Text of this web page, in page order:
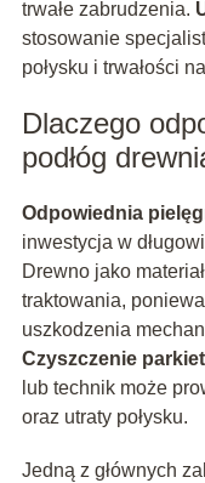
trwałe zabrudzenia.
stosowanie
połysku i trwałości
Dlaczego
podłóg
Odpowiednia
inwestycja w
Drewno jako
traktowania,
uszkodzenia
Czyszczenie
lub technik może
oraz utraty połysku.
Jedną z głównych